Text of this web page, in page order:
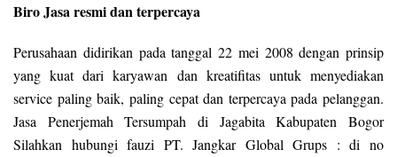
Biro Jasa resmi dan terpercaya
Perusahaan didirikan pada tanggal 22 mei 2008 dengan prinsip
yang kuat dari karyawan dan kreatifitas untuk menyediakan
service paling baik, paling cepat dan terpercaya pada pelanggan.
Jasa Penerjemah Tersumpah di Jagabita Kabupaten Bogor
Silahkan hubungi fauzi PT. Jangkar Global Grups : di no